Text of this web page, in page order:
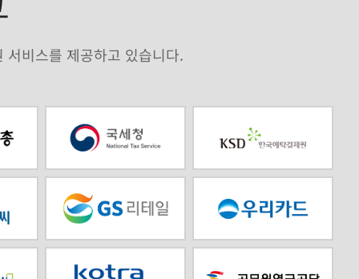
비스를 제공하고 있습니다.